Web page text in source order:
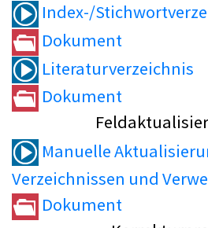
Index-/
Dokument
Literaturverzeichnis
Dokument
Manuelle
Verzeichnissen und
Dokument